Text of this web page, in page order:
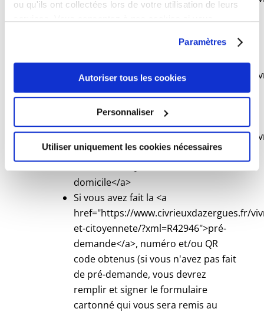
ou qu'ils ont collectées lors de votre utilisation de leurs
Paramètres
Autoriser tous les cookies
Personnaliser
Utiliser uniquement les cookies nécessaires
<span class="valeur">86 €</span>
(que vous pouvez <a
href="https://www.civrieuxdazergues.fr/
et-citoyennete/?
xml=R39812">acheter en ligne</a>)
href="https://www.civrieuxdazergues.fr/
et-citoyennete/?
domicile</a>
Si vous avez fait la <a
href="https://www.civrieuxdazergues.fr/
et-citoyennete/?xml=R42946">pré-
demande</a>, numéro et/ou QR
code obtenus (si vous n'avez pas fait
de pré-demande, vous devrez
remplir et signer le formulaire
cartonné qui vous sera remis au